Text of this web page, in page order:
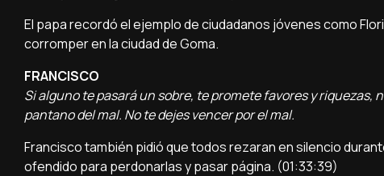
El papa recordó el ejemplo de ciudadanos jóvenes como
corromper en la ciudad de Goma.
FRANCISCO
Si alguno te pasará un sobre, te promete favores y riquezas,
pantano del mal. No te dejes vencer por el mal.
Francisco también pidió que todos rezaran en silencio
ofendido para perdonarlas y pasar página. (01:33:39)